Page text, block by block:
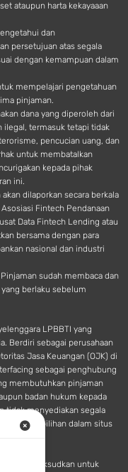
ataupun harta kekayaaan
dan
persetujuan atas segala
dengan kemampuan dalam
mempelajari pengetahuan
pinjaman.
dana yang diperoleh dari
ilegal, termasuk tetapi tidak
pencucian uang, dan
untuk membatalkan
kepada pihak
ini.
dilaporkan secara berkala
Fintech Pendanaan
Data Fintech Lending atau
bersama dengan para
nasional dan industri
sudah membaca dan
berlaku sebelum
LPBBTI yang
Berdiri sebagai perusahaan
Jasa Keuangan (OJK) di
sebagai penghubung
membutuhkan pinjaman
badan hukum kepada
tidak menyediakan segala
pilihan-pilihan dalam situs
dimaksudkan untuk